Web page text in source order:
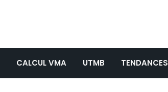
CALCUL VMA UTMB TENDANCES